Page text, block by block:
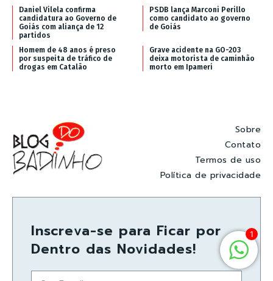
Daniel Vilela confirma
candidatura ao Governo de
Goiás com aliança de 12
partidos
PSDB lança Marconi Perillo
como candidato ao governo
de Goiás
Homem de 48 anos é preso
por suspeita de tráfico de
drogas em Catalão
Grave acidente na GO-203
deixa motorista de caminhão
morto em Ipameri
Sobre
Contato
Termos de uso
Política de privacidade
Inscreva-se para Ficar por
Dentro das Novidades!
1